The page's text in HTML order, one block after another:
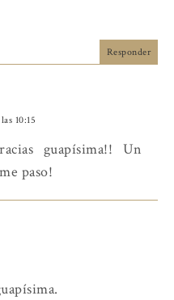
Responder
10:15
guapísima!! Un
paso!